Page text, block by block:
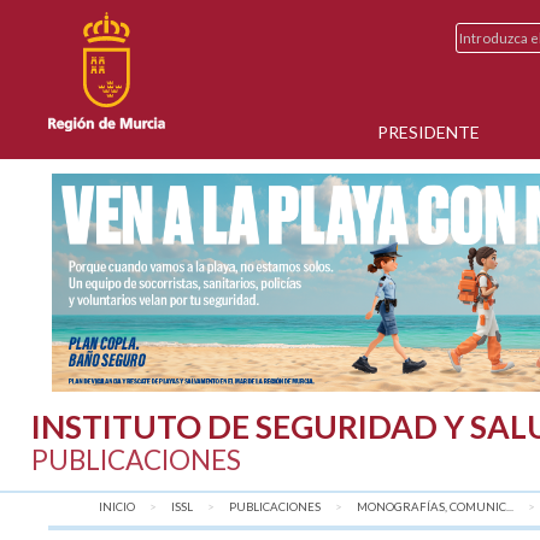
PRESIDENTE
INSTITUTO DE SEGURIDAD Y
PUBLICACIONES
INICIO ISSL PUBLICACIONES MONOGRAFÍAS, COMUNIC...